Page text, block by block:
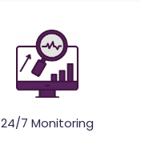
24/7 Monitoring